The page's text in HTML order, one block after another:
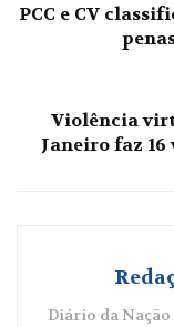
PCC e CV
Violência
Janeiro faz
Diário da